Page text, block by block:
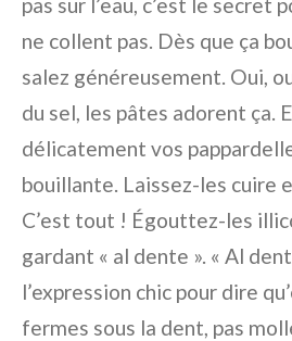
ne collent pas. Dès que ça
salez généreusement. Oui,
du sel, les pâtes adorent ça.
délicatement vos
bouillante. Laissez-les cuire
C’est tout ! Égouttez-les
gardant « al dente ». « Al
l’expression chic pour dire
fermes sous la dent, pas